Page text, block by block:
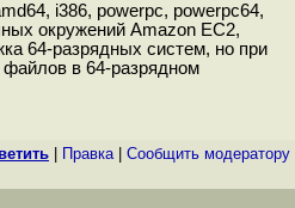
i386, powerpc, powerpc64,
окружений Amazon EC2,
64-разрядных систем, но при
в 64-разрядном
Правка| Cообщить модератору